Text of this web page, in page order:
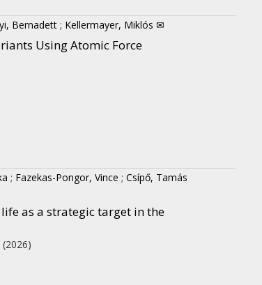
Bernadett ; Kellermayer, Miklós ✉
Using Atomic Force
; Fazekas-Pongor, Vince ; Csípő, Tamás
as a strategic target in the
(2026)